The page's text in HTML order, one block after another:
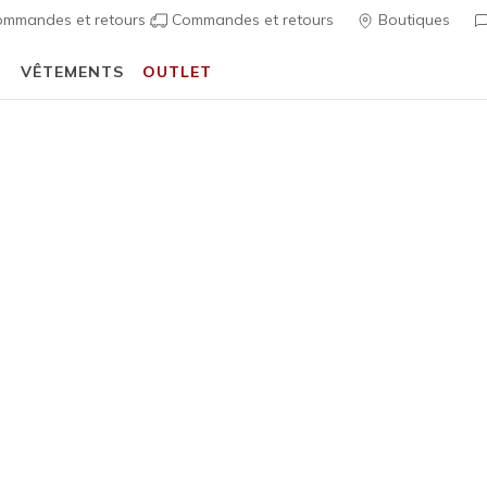
et retours Commandes et retours Boutiques
VÊTEMENTS OUTLET